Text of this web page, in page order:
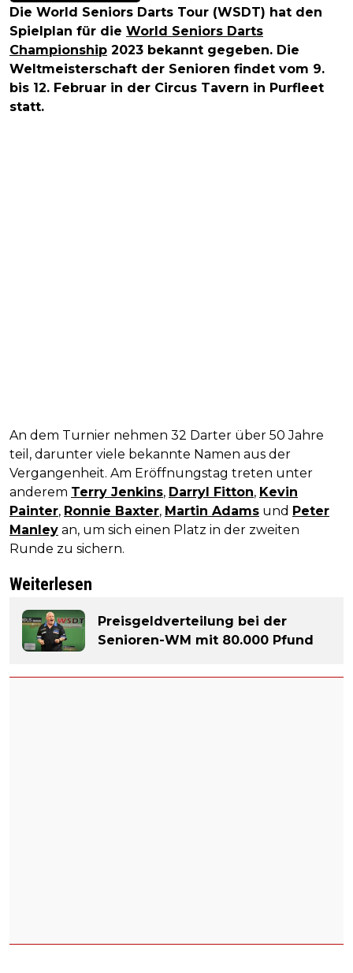
Die World Seniors Darts Tour (WSDT) hat den
Spielplan für die World Seniors Darts
Championship 2023 bekannt gegeben. Die
Weltmeisterschaft der Senioren findet vom 9.
bis 12. Februar in der Circus Tavern in Purfleet
statt.
An dem Turnier nehmen 32 Darter über 50 Jahre
teil, darunter viele bekannte Namen aus der
Vergangenheit. Am Eröffnungstag treten unter
anderem Terry Jenkins, Darryl Fitton, Kevin
Painter, Ronnie Baxter, Martin Adams und Peter
Manley an, um sich einen Platz in der zweiten
Runde zu sichern.
Weiterlesen
Preisgeldverteilung bei der
Senioren-WM mit 80.000 Pfund